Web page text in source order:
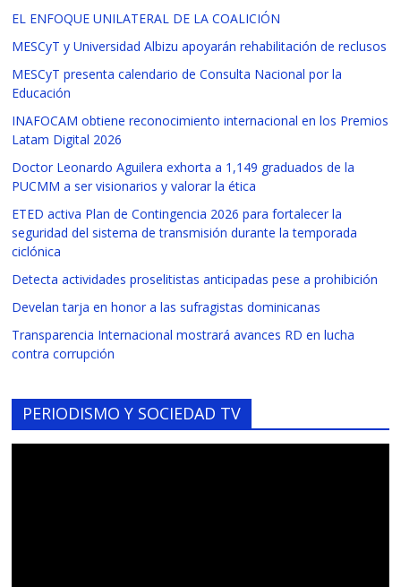
EL ENFOQUE UNILATERAL DE LA COALICIÓN
MESCyT y Universidad Albizu apoyarán rehabilitación de reclusos
MESCyT presenta calendario de Consulta Nacional por la
Educación
INAFOCAM obtiene reconocimiento internacional en los Premios
Latam Digital 2026
Doctor Leonardo Aguilera exhorta a 1,149 graduados de la
PUCMM a ser visionarios y valorar la ética
ETED activa Plan de Contingencia 2026 para fortalecer la
seguridad del sistema de transmisión durante la temporada
ciclónica
Detecta actividades proselitistas anticipadas pese a prohibición
Develan tarja en honor a las sufragistas dominicanas
Transparencia Internacional mostrará avances RD en lucha
contra corrupción
PERIODISMO Y SOCIEDAD TV